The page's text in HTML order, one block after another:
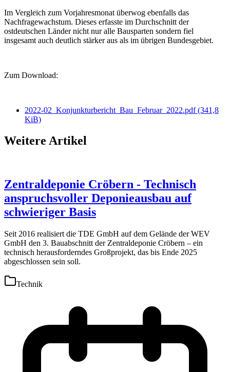
Im Vergleich zum Vorjahresmonat überwog ebenfalls das
Nachfragewachstum. Dieses erfasste im Durchschnitt der
ostdeutschen Länder nicht nur alle Bausparten sondern fiel
insgesamt auch deutlich stärker aus als im übrigen Bundesgebiet.
Zum Download:
2022-02_Konjunkturbericht_Bau_Februar_2022.pdf(341,8
KiB)
Weitere Artikel
Zentraldeponie Cröbern - Technisch
anspruchsvoller Deponieausbau auf
schwieriger Basis
Seit 2016 realisiert die TDE GmbH auf dem Gelände der WEV
GmbH den 3. Bauabschnitt der Zentraldeponie Cröbern – ein
technisch herausforderndes Großprojekt, das bis Ende 2025
abgeschlossen sein soll.
Technik